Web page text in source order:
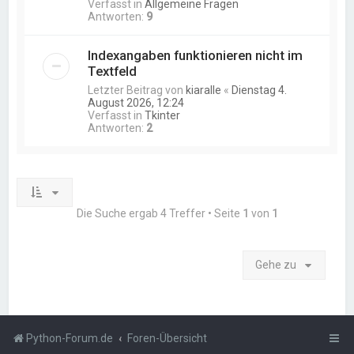
Verfasst inAllgemeine Fragen
Antworten: 9
Indexangaben funktionieren nicht im
Textfeld
Letzter Beitrag von kiaralle « Dienstag 4.
August 2026, 12:24
Verfasst inTkinter
Antworten: 2
Die Suche ergab 4 Treffer • Seite 1 von 1
Gehe zu
Python-Forum.de Foren-Übersicht